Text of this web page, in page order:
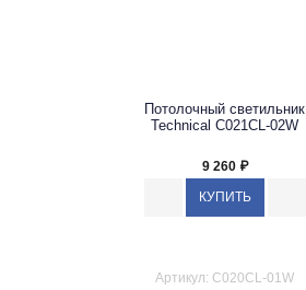
Потолочный светильник
Technical C021CL-02W
9 260 ₽
Артикул: C020CL-01W